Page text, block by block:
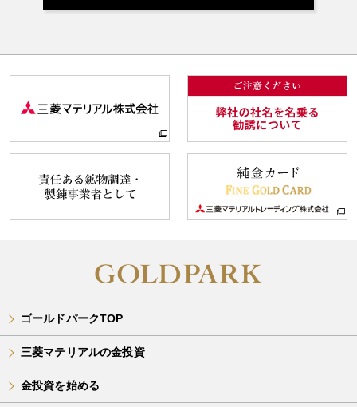
ゴールドパークTOP
三菱マテリアルの金投資
金投資を始める